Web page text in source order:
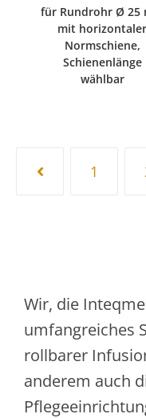
für Rundrohr Ø 25
mit horizontaler
Normschiene,
Schienenlänge
wählbar
1
Wir, die
umfangreiches
rollbarer
anderem auch